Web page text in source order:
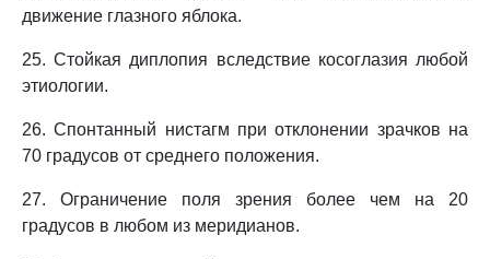
движение глазного яблока.
25. Стойкая диплопия вследствие косоглазия любой
этиологии.
26. Спонтанный нистагм при отклонении зрачков на
70 градусов от среднего положения.
27. Ограничение поля зрения более чем на 20
градусов в любом из меридианов.